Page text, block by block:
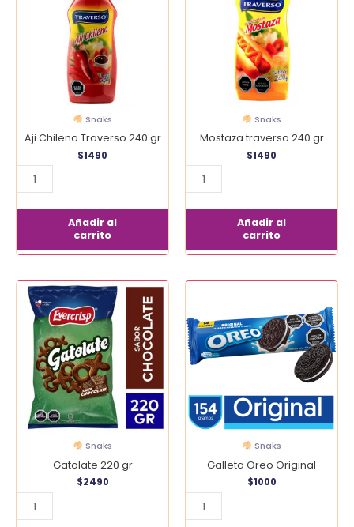
Snaks
Aji Chileno Traverso 240 gr
$1490
Añadir al
carrito
Snaks
Mostaza traverso 240 gr
$1490
Añadir al
carrito
Snaks
Gatolate 220 gr
$2490
Gatolate
220
cantidad
Snaks
Galleta Oreo Original
$1000
Original
cantidad